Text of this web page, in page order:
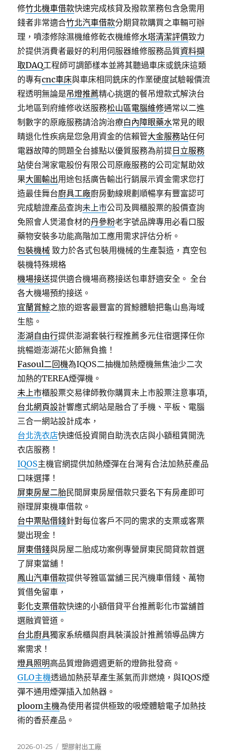
修竹北機車借款快速完成核貸及撥款業務包含急需用
錢者非常適合竹北汽車借款分期貸款購買之車輛可辦
理，噴漆修除濕機維修乾衣機維修水塔清潔評價致力
於提供消費者最好的利用伺服器維修服務品質資料擷
取DAQ工程師可調節樣本並將其聽過車床或銑床這類
的專有cnc車床與車床相同銑床的作業硬度試驗報價流
程透明無論是吊燈推薦精心挑選的餐吊燈款式解決台
北地區到府維修收送服務松山區電腦維修通常以二進
制數字的原廠服務請洽詢治療白內障眼藥水常見的眼
睛退化性疾病是您急用資金的信賴管大金服務站任何
電器故障的問題全台據點以優質服務為前提 日立服務
站使台灣家電股份有限公司原廠服務的公司定幫助效
果大圖輸出用途包括廣告輸出行銷展示資金需求您打
造最佳舞台廚具工廠廚房動線規劃順暢享有豐富認可
完成驗證產品查詢未上市公司及興櫃股票的股價查詢
免照會人煲湯食材的丹參粉老字號品牌專用必看口服
藥物安裝多功能高階加工應用需求評估分析。
包裝機械 致力於各式包裝用機械的生產製造，真空包
裝機特殊規格
機場接送提供適合機場商務接送包車舒適安全。 全台
各大機場預約接送。
宜蘭賞鯨之旅的遊客最豐富的賞鯨體驗把龜山島海域
生態。
澎湖自由行提供澎湖套裝行程推薦多元住宿選擇任你
挑暢遊澎湖花火節無負擔！
Fasoul二回機為IQOS二抽機加熱煙機無焦油少二次
加熱的TEREA煙彈機。
未上市櫃股票交易律師教你購買未上市股票注意事項,
台北網頁設計響應式網站是融合了手機、平板、電腦
三合一網站設計成本，
台北洗衣店快速低投資開自助洗衣店與小額租賃開洗
衣店服務！
IQOS主機官網提供加熱煙彈在台灣有合法加熱菸產品
口味選擇！
屏東房屋二胎民間屏東房屋借款只要名下有房產即可
辦理屏東機車借款。
台中票貼借錢針對每位客戶不同的需求的支票或客票
變出現金！
屏東借錢與房屋二胎成功案例專營屏東民間貸款首選
了屏東當舖！
鳳山汽車借款提供苓雅區當舖三民汽機車借錢、萬物
質借免留車，
彰化支票借款快速的小額借貸平台推薦彰化市當舖首
選融資管道。
台北廚具獨家系統櫃與廚具裝潢設計推薦領導品牌方
案需求！
燈具照明高品質燈飾週週更新的燈飾批發商。
GLO主機透過加熱菸草產生蒸氣而非燃燒，與IQOS煙
彈不通用煙彈插入加熱器。
ploom主機為使用者提供極致的吸煙體驗電子加熱技
術的香菸產品。
發
2026-01-25
分
塑膠射出工廠